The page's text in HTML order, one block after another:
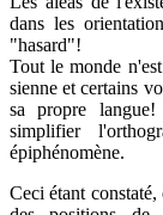
dans les
"hasard"!
Tout le monde
sienne et certains
sa propre
simplifier
épiphénomène.
Ceci étant